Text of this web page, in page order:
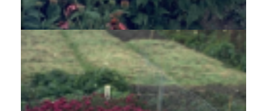
Echinacea purpurea 'Leuchtstern'